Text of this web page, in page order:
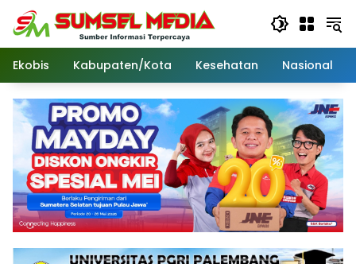
Langsung
konten
Ekobis
Kabupaten/Kota Kesehatan Nasional